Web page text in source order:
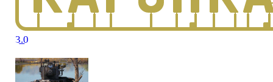
3.0